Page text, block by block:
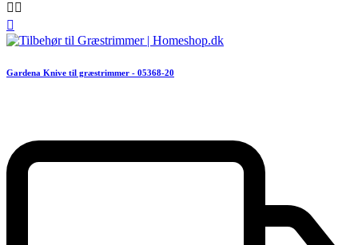
 

Gardena Knive til græstrimmer - 05368-20